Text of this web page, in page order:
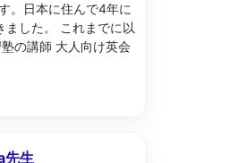
。日本に住んで4年に
した。 これまでに以
の講師 大人向け英会
先生